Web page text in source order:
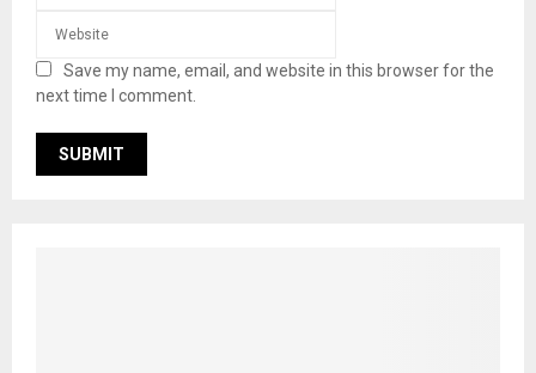
Save my name, email, and website in this browser for the
next time I comment.